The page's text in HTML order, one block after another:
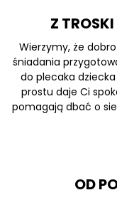
Z
Wierzymy, że
śniadania
do plecaka
prostu daje Ci
pomagają dbać o
OD